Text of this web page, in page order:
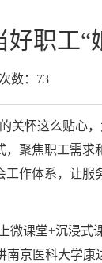
职工“
数： 73
关怀这么贴心
聚焦职工需求
作体系，让服
微课堂+沉浸式
南京医科大学